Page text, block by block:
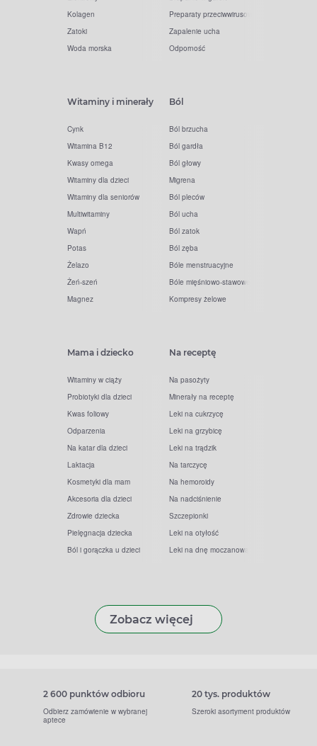
Kolagen
Zatoki
Woda morska
Preparaty przeciwwirusowe
Zapalenie ucha
Odporność
Witaminy i minerały
Cynk
Witamina B12
Kwasy omega
Witaminy dla dzieci
Witaminy dla seniorów
Multiwitaminy
Wapń
Potas
Żelazo
Żeń-szeń
Magnez
Ból
Ból brzucha
Ból gardła
Ból głowy
Migrena
Ból pleców
Ból ucha
Ból zatok
Ból zęba
Bóle menstruacyjne
Bóle mięśniowo-stawowe
Kompresy żelowe
Mama i dziecko
Witaminy w ciąży
Probiotyki dla dzieci
Kwas foliowy
Odparzenia
Na katar dla dzieci
Laktacja
Kosmetyki dla mam
Akcesoria dla dzieci
Zdrowie dziecka
Pielęgnacja dziecka
Ból i gorączka u dzieci
Na receptę
Na pasożyty
Minerały na receptę
Leki na cukrzycę
Leki na grzybicę
Leki na trądzik
Na tarczycę
Na hemoroidy
Na nadciśnienie
Szczepionki
Leki na otyłość
Leki na dnę moczanową
Zobacz więcej
2 600 punktów odbioru
Odbierz zamówienie w wybranej
aptece
20 tys. produktów
Szeroki asortyment produktów